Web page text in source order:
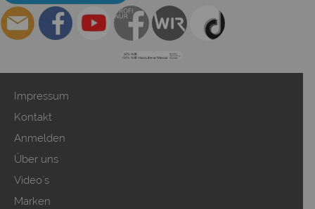
Impressum
Kontakt
Anmelden
Über uns
Video`s
Marken